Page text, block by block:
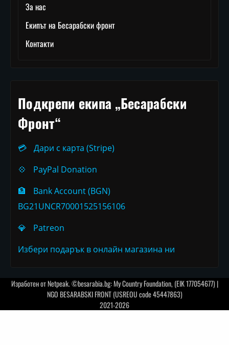
За нас
Екипът на Бесарабски фронт
Контакти
Подкрепи екипа „Бесарабски
Фронт“
💳
Дари с карта (Stripe)
💠
PayPal Donation
🏦
Bank Account (BGN)
BG21UNCR70001525156106
💎
Patreon
Избери подарък в онлайн магазина ни
Изработен отNetpeak. ©besarabia.bg: My Country Foundation, (EIK 177054677) |
NGO BESARABSKI FRONT (USREOU code 45447863)
2021-2026